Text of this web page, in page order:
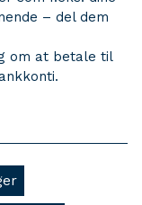
– del dem
om at betale til